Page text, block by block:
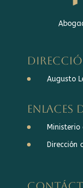
Augusto
Enlaces
Ministerio
Dirección